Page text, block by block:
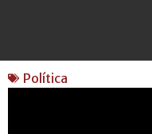
Política